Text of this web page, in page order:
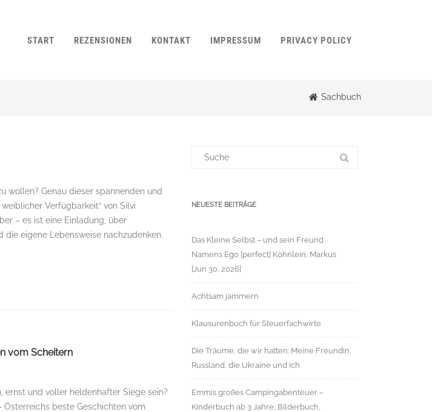
START REZENSIONEN KONTAKT IMPRESSUM PRIVACY POLICY
Sachbuch
wollen? Genau dieser spannenden und
Verfügbarkeit“ von Silvi
– es ist eine Einladung, über
eigene Lebensweise nachzudenken.
vom Scheitern
ernst und voller heldenhafter Siege sein?
beste Geschichten vom
NEUESTE BEITRÄGE
Das Kleine Selbst – und sein Freund
Namens Ego [perfect] Köhnlein, Markus
[Jun 30, 2026]
Achtsam jammern
Klausurenbuch für Steuerfachwirte
Die Träume, die wir hatten: Meine Freundin,
Russland, die Ukraine und ich
Emmis großes Campingabenteuer –
Kinderbuch ab 3 Jahre, Bilderbuch,